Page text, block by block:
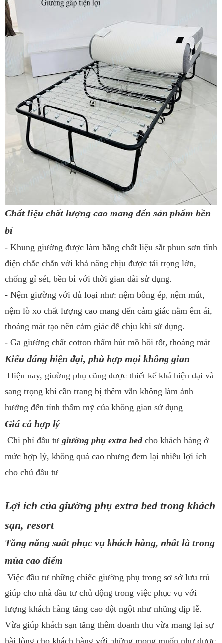
Chất liệu chất lượng cao mang đến sản phẩm bền
bỉ
- Khung giường được làm bằng chất liệu sắt phun sơn tĩnh
điện chắc chắn với khả năng chịu được tải trọng lớn,
chống gỉ sét, bền bỉ với thời gian dài sử dụng.
- Nệm giường với đủ loại như: nệm bông ép, nệm mút,
nệm lò xo chất lượng cao mang đến cảm giác nằm êm ái,
thoáng mát tạo nên cảm giác dễ chịu khi sử dụng.
- Ga giường chất cotton thấm hút mồ hôi tốt, thoáng mát
Kiểu dáng hiện đại, phù hợp mọi không gian
Hiện nay, giường phụ cũng được thiết kế khá hiện đại và
sang trọng khi cần trang bị thêm vẫn không làm ảnh
hưởng đến tính thẩm mỹ của không gian sử dụng
Giá cả hợp lý
Chi phí đầu tư giường phụ extra bedcho khách hàng ở
mức hợp lý, không quá cao nhưng đem lại nhiều lợi ích
cho chủ đầu tư
Lợi ích của giường phụ extra bed trong khách
sạn, resort
Tăng năng suất phục vụ khách hàng, nhất là trong
mùa cao điểm
Việc đầu tư những chiếc giường phụ trong sơ sở lưu trú
giúp cho nhà đầu tư chủ động trong việc phục vụ với
lượng khách hàng tăng cao đột ngột như những dịp lễ.
Vừa giúp khách sạn tăng thêm doanh thu vừa mang lại sự
hài lòng cho khách hàng với những mong muốn như được